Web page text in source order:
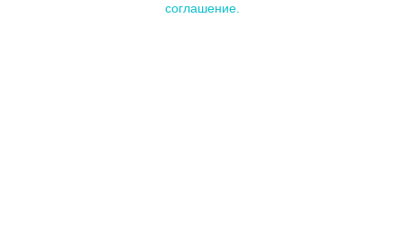
соглашение.